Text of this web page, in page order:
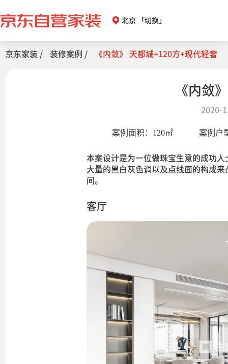
北京 「切换」
京东家装 / 装修案例 / 《内敛》 天都城+120方+现代轻奢
《内敛
2020-
案例面积： 120㎡ 案例户
本案设计是为一位做珠宝生意的成功
大量的黑白灰色调以及点线面的构成
间。
客厅